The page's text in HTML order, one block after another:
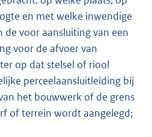
en met welke inwendige
de voor aansluiting van een
voor de afvoer van
op dat stelsel of riool
perceelaansluitleiding bij
het bouwwerk of de grens
of terrein wordt aangelegd;